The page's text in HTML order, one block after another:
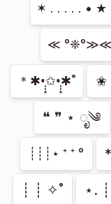
✶ . . . . . • ★
≪
＊✱•̩̩͙✩•̩̩͙✱˚ ✬
❝ ❞ ⋆ ೃ༄
┊┊┊⋆ ⁺ ⁺ °
┊ ┊ ✧˚ ⋆. ┊ ⁭